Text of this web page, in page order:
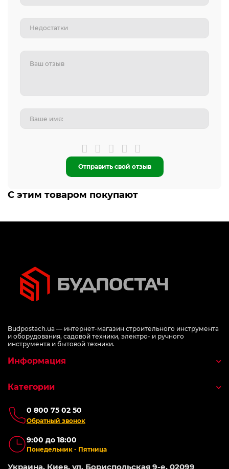
Отправить свой отзыв
С этим товаром покупают
Budpostach.ua — интернет-магазин строительного инструмента
и оборудования, садовой техники, электро- и ручного
инструмента и бытовой техники.
0 800 75 02 50
Обратный звонок
9:00 до 18:00
Понедельник - Пятница
Украина, Киев, ул. Бориспольская 9-е, 02099
Информация
Категории